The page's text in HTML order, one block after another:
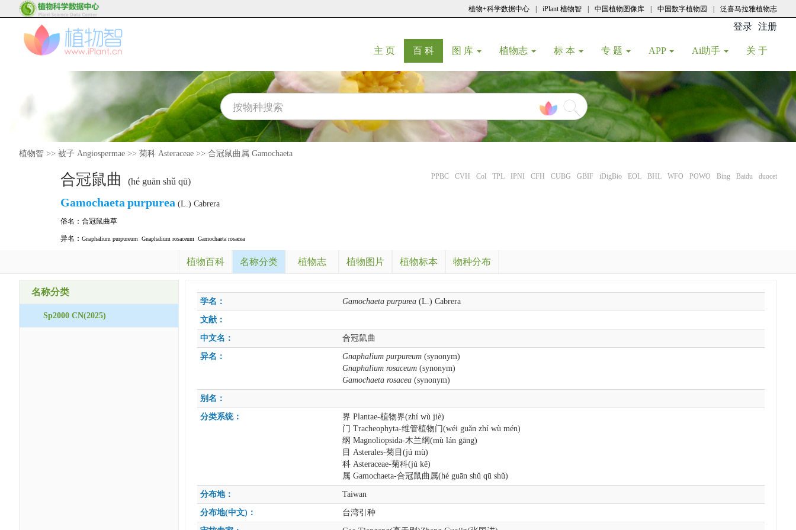
植物+科学数据中心 iPlant 植物智 中国植物图像库 中国数字植物园 泛喜马拉雅植物志
登录 注册
主 页(current)
百 科(current)
图 库 植物志 标 本 专 题 APP Ai助手 关 于
植物智 >> 被子 Angiospermae >> 菊科 Asteraceae >> 合冠鼠曲属 Gamochaeta
合冠鼠曲 (hé guān shǔ qū) PPBC CVH Col TPL IPNI CFH CUBG GBIF iDigBio EOL BHL WFO POWO Bing Baidu duocet
Gamochaeta purpurea (L.) Cabrera
俗名： 合冠鼠曲草
异名： Gnaphalium purpureum Gnaphalium rosaceum Gamochaeta rosacea
植物百科 名称分类 植物志 植物图片 植物标本 物种分布
名称分类
Sp2000 CN(2025)
学名： Gamochaeta purpurea (L.) Cabrera
文献：
中文名： 合冠鼠曲
异名： Gnaphalium purpureum (synonym)
Gnaphalium rosaceum (synonym)
Gamochaeta rosacea (synonym)
别名：
分类系统：
界 Plantae-植物界(zhí wù jiè)
门 Tracheophyta-维管植物门(wéi guǎn zhí wù mén)
纲 Magnoliopsida-木兰纲(mù lán gāng)
目 Asterales-菊目(jú mù)
科 Asteraceae-菊科(jú kē)
属 Gamochaeta-合冠鼠曲属(hé guān shǔ qū shǔ)
分布地： Taiwan
分布地(中文)： 台湾引种